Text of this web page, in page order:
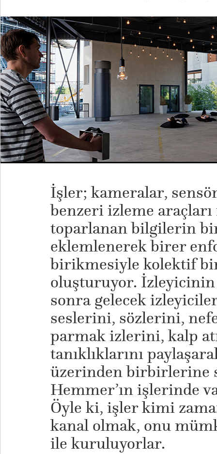
İşler; kameralar,
benzeri izleme araçları
toparlanan bilgilerin
eklemlenerek birer
birikmesiyle kolektif
oluşturuyor. İzleyicinin
sonra gelecek
seslerini, sözlerini,
parmak izlerini, kalp
tanıklıklarını
üzerinden birbirlerine
Hemmer’ın işlerinde
Öyle ki, işler kimi
kanal olmak, onu
ile kuruluyorlar.